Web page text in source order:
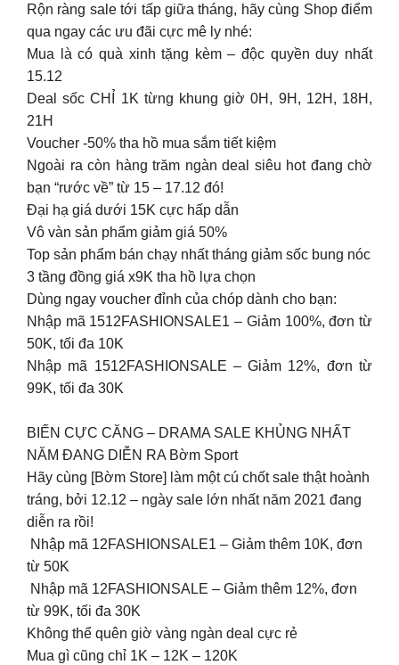
Rộn ràng sale tới tấp giữa tháng, hãy cùng Shop điểm
qua ngay các ưu đãi cực mê ly nhé:
Mua là có quà xinh tặng kèm – độc quyền duy nhất
15.12
Deal sốc CHỈ 1K từng khung giờ 0H, 9H, 12H, 18H,
21H
Voucher -50% tha hồ mua sắm tiết kiệm
Ngoài ra còn hàng trăm ngàn deal siêu hot đang chờ
bạn “rước về” từ 15 – 17.12 đó!
Đại hạ giá dưới 15K cực hấp dẫn
Vô vàn sản phẩm giảm giá 50%
Top sản phẩm bán chạy nhất tháng giảm sốc bung nóc
3 tầng đồng giá x9K tha hồ lựa chọn
Dùng ngay voucher đỉnh của chóp dành cho bạn:
Nhập mã 1512FASHIONSALE1 – Giảm 100%, đơn từ
50K, tối đa 10K
Nhập mã 1512FASHIONSALE – Giảm 12%, đơn từ
99K, tối đa 30K
BIẾN CỰC CĂNG – DRAMA SALE KHỦNG NHẤT
NĂM ĐANG DIỄN RA Bờm Sport
Hãy cùng [Bờm Store] làm một cú chốt sale thật hoành
tráng, bởi 12.12 – ngày sale lớn nhất năm 2021 đang
diễn ra rồi!
️ Nhập mã 12FASHIONSALE1 – Giảm thêm 10K, đơn
từ 50K
️ Nhập mã 12FASHIONSALE – Giảm thêm 12%, đơn
từ 99K, tối đa 30K
Không thể quên giờ vàng ngàn deal cực rẻ
Mua gì cũng chỉ 1K – 12K – 120K